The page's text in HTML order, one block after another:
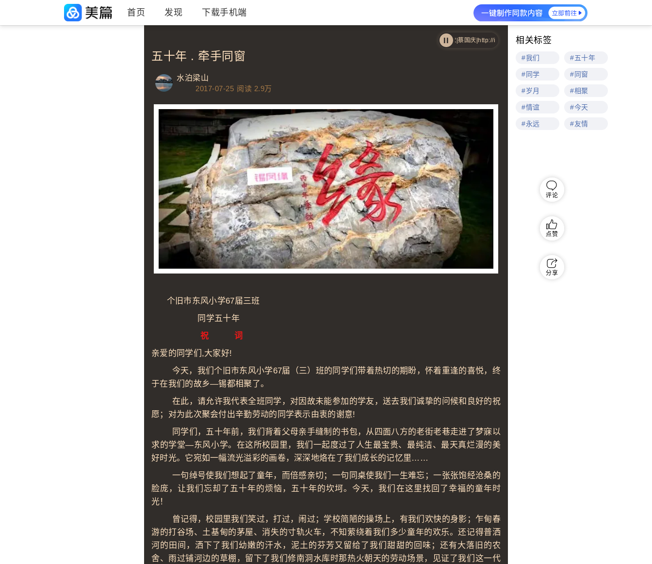
首页 发现 下载手机端
同一首歌|蔡国庆|http://imgcache.qq.com/music/photo/album_300/01/
五十年 . 牵手同窗
水泊梁山
2017-07-25 阅读 2.9万
个旧市东风小学67届三班
同学五十年
祝 词
亲爱的同学们,大家好!
今天，我们个旧市东风小学67届（三）班的同学们带着热切的期盼，怀着重逢的喜悦，终
于在我们的故乡—锡都相聚了。
在此，请允许我代表全班同学，对因故未能参加的学友，送去我们诚挚的问候和良好的祝
愿；对为此次聚会付出辛勤劳动的同学表示由衷的谢意!
同学们，五十年前，我们背着父母亲手缝制的书包，从四面八方的老街老巷走进了梦寐以
求的学堂—东风小学。在这所校园里，我们一起度过了人生最宝贵、最纯洁、最天真烂漫的美
好时光。它宛如一幅流光溢彩的画卷，深深地烙在了我们成长的记忆里……
一句绰号使我们想起了童年，而倍感亲切；一句同桌使我们一生难忘；一张张饱经沧桑的
脸庞，让我们忘却了五十年的烦恼，五十年的坎坷。今天，我们在这里找回了幸福的童年时
光！
曾记得，校园里我们笑过，打过，闹过；学校简陋的操场上，有我们欢快的身影；乍甸春
游的打谷场、土基甸的茅屋、消失的寸轨火车，不知萦绕着我们多少童年的欢乐。还记得普洒
河的田间，洒下了我们幼嫩的汗水，泥土的芬芳又留给了我们甜甜的回味；还有大落旧的农
舍、雨过铺河边的草棚，留下了我们修南洞水库时那热火朝天的劳动场景，见证了我们这一代
评论
点赞
分享
相关标签
#我们 #五十年
#同学 #同窗
#岁月 #相聚
#情谊 #今天
#永远 #友情